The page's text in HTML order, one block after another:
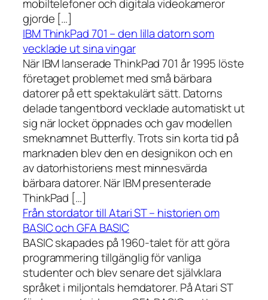
mobiltelefoner och digitala videokameror
gjorde […]
IBM ThinkPad 701 – den lilla datorn som
vecklade ut sina vingar
När IBM lanserade ThinkPad 701 år 1995 löste
företaget problemet med små bärbara
datorer på ett spektakulärt sätt. Datorns
delade tangentbord vecklade automatiskt ut
sig när locket öppnades och gav modellen
smeknamnet Butterfly. Trots sin korta tid på
marknaden blev den en designikon och en
av datorhistoriens mest minnesvärda
bärbara datorer. När IBM presenterade
ThinkPad […]
Från stordator till Atari ST – historien om
BASIC och GFA BASIC
BASIC skapades på 1960-talet för att göra
programmering tillgänglig för vanliga
studenter och blev senare det självklara
språket i miljontals hemdatorer. På Atari ST